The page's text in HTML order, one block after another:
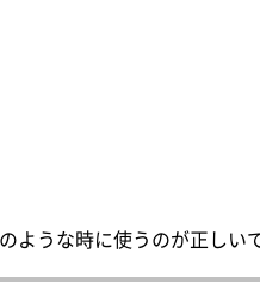
のような時に使うのが正しい